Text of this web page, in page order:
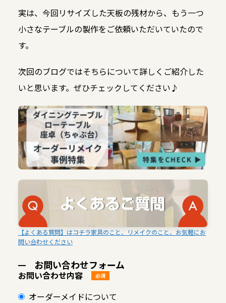
実は、今回リサイズした天板の残材から、もう一つ
小さなテーブルの製作をご依頼いただいていたので
す。
次回のブログではそちらについて詳しくご紹介した
いと思います。ぜひチェックしてください♪
【よくある質問】はコチラ家具のこと、リメイクのこと、お気軽にお
問い合わせください
お問い合わせフォーム
お問い合わせ内容 必須
オーダーメイドについて